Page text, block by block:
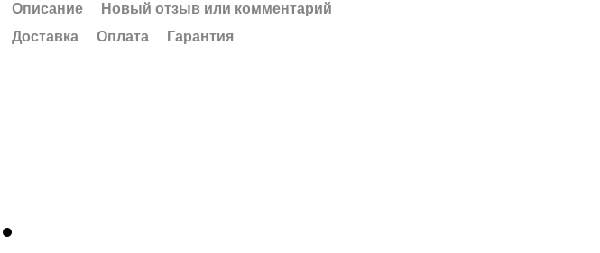
Описание
Новый отзыв или комментарий
Доставка
Оплата Гарантия